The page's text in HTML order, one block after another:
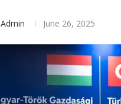
Admin June 26, 2025